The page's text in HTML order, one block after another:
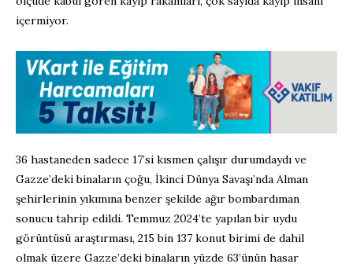
içermiyor.
36 hastaneden sadece 17’si kısmen çalışır durumdaydı ve
Gazze’deki binaların çoğu, İkinci Dünya Savaşı’nda Alman
şehirlerinin yıkımına benzer şekilde ağır bombardıman
sonucu tahrip edildi. Temmuz 2024’te yapılan bir uydu
görüntüsü araştırması, 215 bin 137 konut birimi de dahil
olmak üzere Gazze’deki binaların yüzde 63’ünün hasar